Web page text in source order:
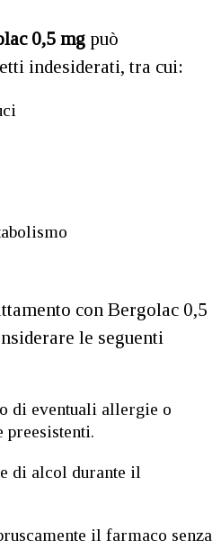
0,5 mg può
indesiderati, tra cui:
con Bergolac 0,5
le seguenti
di eventuali allergie o
di alcol durante il
il farmaco senza